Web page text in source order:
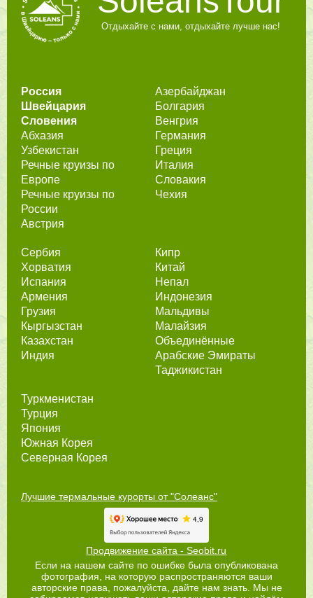
Отдыхайте с нами, отдыхайте лучше нас!
Россия
Швейцария
Словения
Абхазия
Узбекистан
Речные круизы по
Европе
Речные круизы по
России
Австрия
Азербайджан
Болгария
Венгрия
Германия
Греция
Италия
Словакия
Чехия
Сербия
Хорватия
Испания
Армения
Грузия
Кыргызстан
Казахстан
Индия
Кипр
Китай
Непал
Индонезия
Мальдивы
Малайзия
Объединённые
Арабские Эмираты
Таджикистан
Туркменистан
Турция
Япония
Южная Корея
Северная Корея
Лучшие термальные курорты от "Солеанс"
Продвижение сайта - Seobit.ru
Если на нашем сайте по ошибке была опубликована
фотография, на которую распространяются ваши
авторские права, пожалуйста, дайте нам знать. Мы не